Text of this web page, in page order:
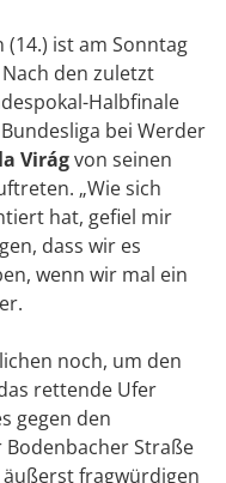
(14.) ist am Sonntag
den zuletzt
Halbfinale
bei Werder
Virágvon seinen
„Wie sich
hat, gefiel mir
dass wir es
wenn wir mal ein
noch, um den
rettende Ufer
gegen den
Straße
fragwürdigen